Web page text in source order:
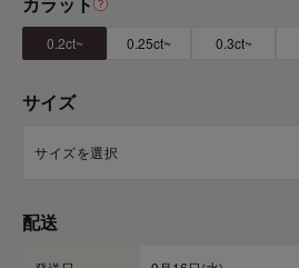
0.2ct~ 0.25ct~ 0.3ct~
サイズ
配送